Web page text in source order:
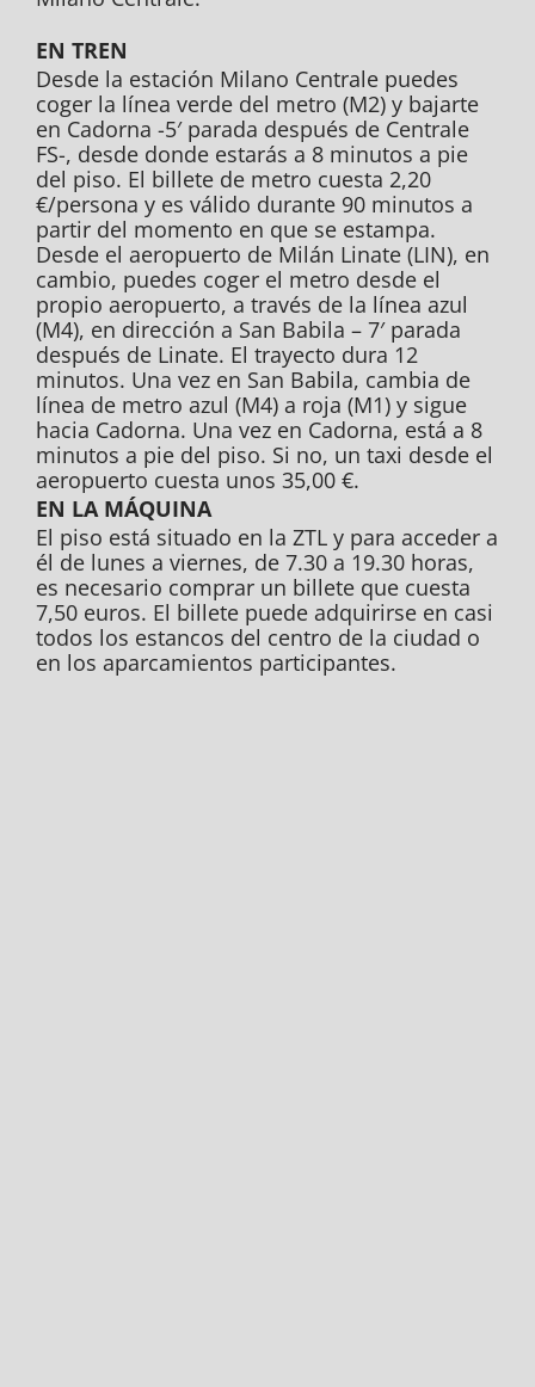
EN TREN
Desde la estación Milano Centrale puedes
coger la línea verde del metro (M2) y bajarte
en Cadorna -5′ parada después de Centrale
FS-, desde donde estarás a 8 minutos a pie
del piso. El billete de metro cuesta 2,20
€/persona y es válido durante 90 minutos a
partir del momento en que se estampa.
Desde el aeropuerto de Milán Linate (LIN), en
cambio, puedes coger el metro desde el
propio aeropuerto, a través de la línea azul
(M4), en dirección a San Babila – 7′ parada
después de Linate. El trayecto dura 12
minutos. Una vez en San Babila, cambia de
línea de metro azul (M4) a roja (M1) y sigue
hacia Cadorna. Una vez en Cadorna, está a 8
minutos a pie del piso. Si no, un taxi desde el
aeropuerto cuesta unos 35,00 €.
EN LA MÁQUINA
El piso está situado en la ZTL y para acceder a
él de lunes a viernes, de 7.30 a 19.30 horas,
es necesario comprar un billete que cuesta
7,50 euros. El billete puede adquirirse en casi
todos los estancos del centro de la ciudad o
en los aparcamientos participantes.